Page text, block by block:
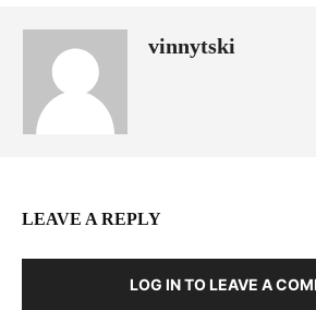
vinnytski
LEAVE A REPLY
LOG IN TO LEAVE A